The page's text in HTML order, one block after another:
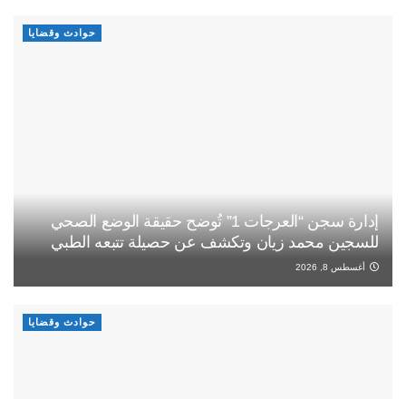
حوادث وقضايا
إدارة سجن “العرجات 1” تُوضح حقيقة الوضع الصحي
للسجين محمد زيان وتكشف عن حصيلة تتبعه الطبي
أغسطس 8, 2026
حوادث وقضايا